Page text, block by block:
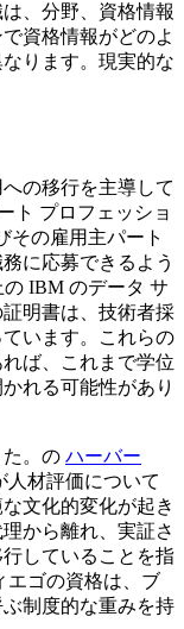
、分野、資格情報
資格情報がどのよ
ります。現実的な
の移行を主導して
ト プロフェッショ
その雇用主パート
に応募できるよう
の IBM のデータ サ
明書は、技術者採
います。これらの
ば、これまで学位
れる可能性があり
。の ハーバー
人材評価について
文化的変化が起き
から離れ、実証さ
していることを指
エゴの資格は、ブ
制度的な重みを持